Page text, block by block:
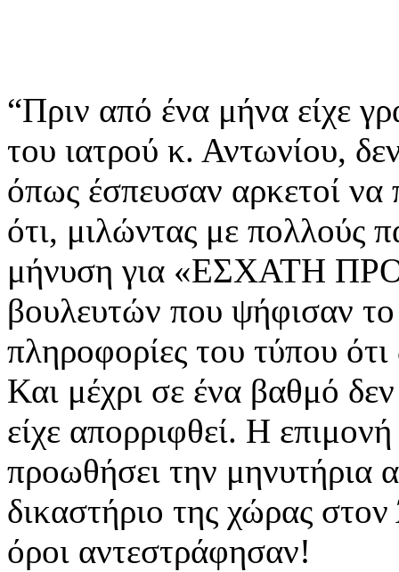
“Πριν από ένα μήνα είχε
του ιατρού κ. Αντωνίου,
όπως έσπευσαν αρκετοί να
ότι, μιλώντας με πολλούς
μήνυση για «ΕΣΧΑΤΗ
βουλευτών που ψήφισαν
πληροφορίες του τύπου
Και μέχρι σε ένα βαθμό δεν
είχε απορριφθεί. Η
προωθήσει την μηνυτήρια
δικαστήριο της χώρας
όροι αντεστράφησαν!